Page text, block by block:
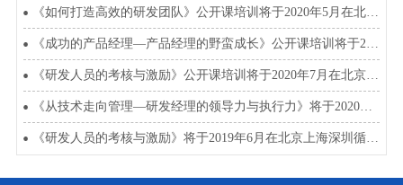
《如何打造高效的研发团队》公开课培训将于2020年5月在北京上海深圳开班
《成功的产品经理—产品经理的野蛮成长》公开课培训将于2020年4月5月在北上深开班
《研发人员的考核与激励》公开课培训将于2020年7月在北京、上海、深圳开班
《从技术走向管理—研发经理的领导力与执行力》将于2020年4、5、6、7月在北上深开班
《研发人员的考核与激励》将于2019年6月在北京上海深圳循环开课